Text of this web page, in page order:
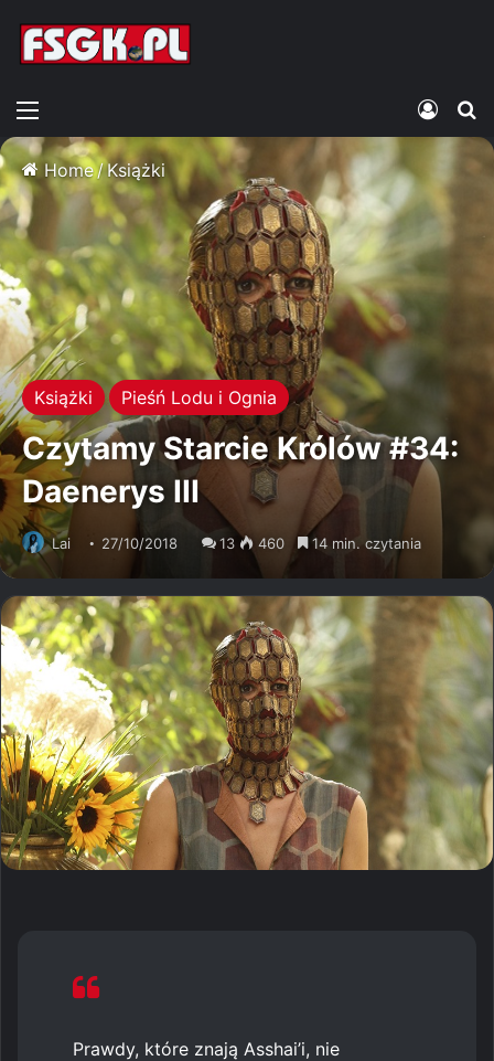
Home /Książki
Książki Pieśń Lodu i Ognia
Czytamy Starcie Królów #34:
Daenerys III
Lai 27/10/2018 13 460 14 min. czytania
Prawdy, które znają Asshai’i, nie